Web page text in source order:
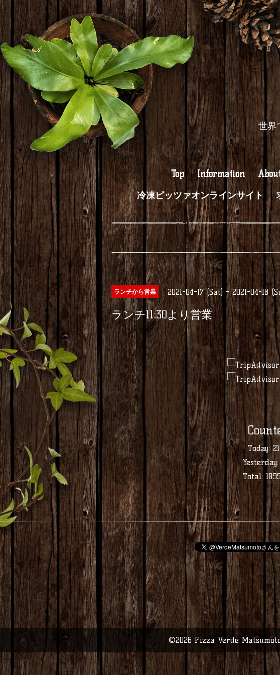
世界
Top Information
冷凍ピッツァオンラインサイト
ランチから営業 2021-04-17 (Sat) - 2021-04-18
ランチ11:30より営業
Today:
Yesterday:
Total:
©2026 Pizza Verde